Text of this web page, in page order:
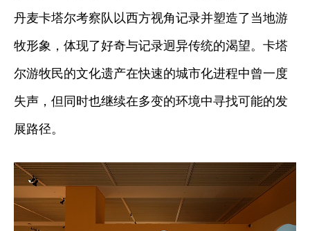
丹麦卡塔尔考察队以西方视角记录并塑造了当地游
牧形象，体现了好奇与记录迥异传统的渴望。卡塔
尔游牧民的文化遗产在快速的城市化进程中曾一度
失声，但同时也继续在多变的环境中寻找可能的发
展路径。